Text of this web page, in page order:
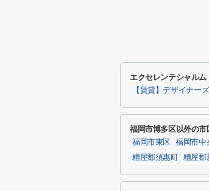
エクセレンテシャル
【賃貸】デザイナー
福岡市博多区以外の
福岡市東区 福岡市中
糟屋郡須惠町
糟屋郡